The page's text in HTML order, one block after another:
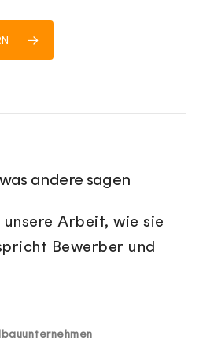
andere sagen
Arbeit, wie sie
Bewerber und